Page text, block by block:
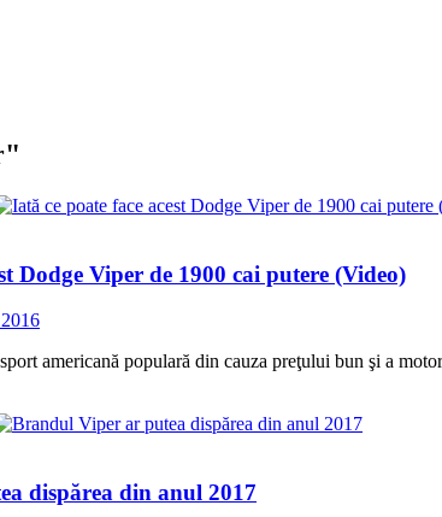
Dodge Viper de 1900 cai putere (Video)
americană populară din cauza preţului bun şi a
dispărea din anul 2017